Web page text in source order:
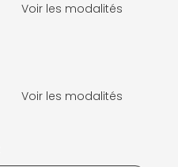
Voir les modalités
Voir les modalités